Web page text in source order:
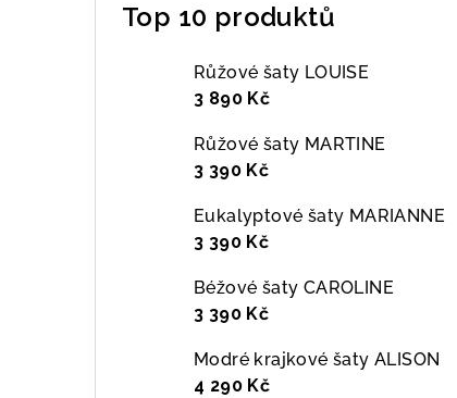
Top 10 produktů
Růžové šaty LOUISE
3 890 Kč
Růžové šaty MARTINE
3 390 Kč
Eukalyptové šaty MARIANNE
3 390 Kč
Béžové šaty CAROLINE
3 390 Kč
Modré krajkové šaty ALISON
4 290 Kč